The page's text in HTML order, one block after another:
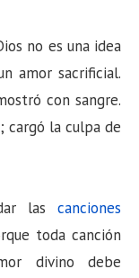
no es una idea
amor sacrificial.
con sangre.
cargó la culpa de
las canciones
toda canción
divino debe